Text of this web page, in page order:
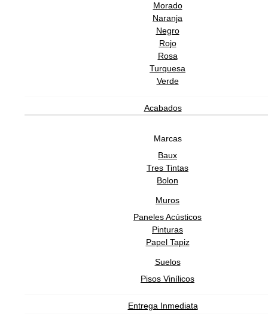
Morado
Naranja
Negro
Rojo
Rosa
Turquesa
Verde
Acabados
Marcas
Baux
Tres Tintas
Bolon
Muros
Paneles Acústicos
Pinturas
Papel Tapiz
Suelos
Pisos Vinílicos
Entrega Inmediata